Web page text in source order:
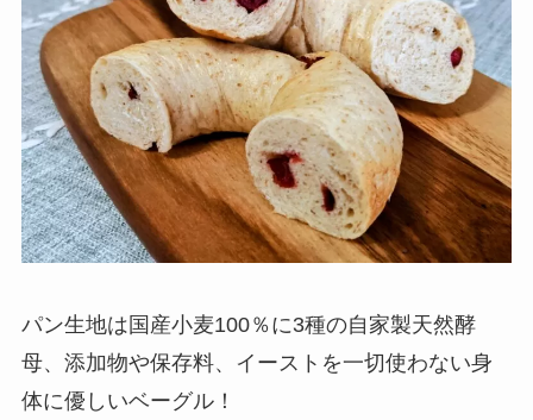
パン生地は国産小麦100％に3種の自家製天然酵
母、添加物や保存料、イーストを一切使わない身
体に優しいベーグル！